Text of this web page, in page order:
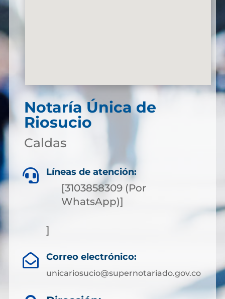
Notaría Única de
Riosucio
Caldas
 Líneas de atención:
[3103858309 (Por
WhatsApp)]
]
 Correo electrónico:
unicariosucio@supernotariado.gov.co